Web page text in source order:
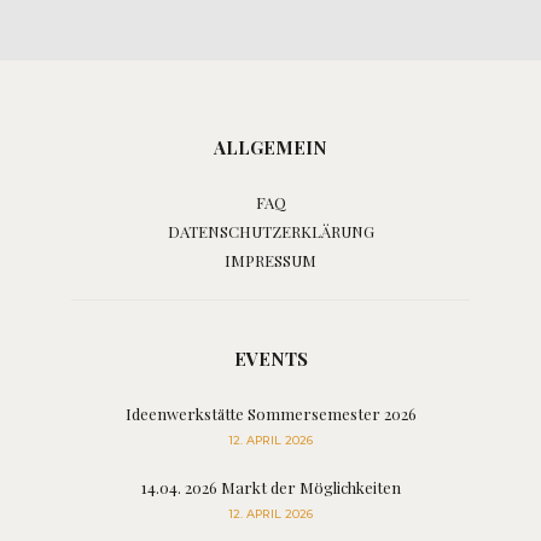
ALLGEMEIN
FAQ
DATENSCHUTZERKLÄRUNG
IMPRESSUM
EVENTS
Ideenwerkstätte Sommersemester 2026
12. APRIL 2026
14.04. 2026 Markt der Möglichkeiten
12. APRIL 2026